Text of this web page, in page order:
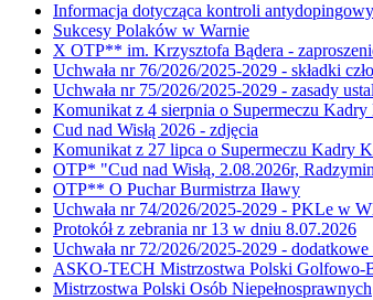
Informacja dotycząca kontroli
Sukcesy Polaków w Warnie
X OTP** im. Krzysztofa Bądera -
Uchwała nr 76/2026/2025-2029 - składki
Uchwała nr 75/2026/2025-2029 - zasady
Komunikat z 4 sierpnia o Supermeczu
Cud nad Wisłą 2026 - zdjęcia
Komunikat z 27 lipca o Supermeczu Kadry
OTP* "Cud nad Wisłą, 2.08.2026r,
OTP** O Puchar Burmistrza Iławy
Uchwała nr 74/2026/2025-2029 - PKLe w
Protokół z zebrania nr 13 w dniu 8.07.2026
Uchwała nr 72/2026/2025-2029 -
ASKO-TECH Mistrzostwa Polski Golfowo-
Mistrzostwa Polski Osób Niepełnosprawnych